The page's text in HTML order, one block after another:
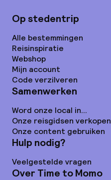
Op stedentrip
Alle bestemmingen
Reisinspiratie
Webshop
Mijn account
Code verzilveren
Samenwerken
Word onze local in...
Onze reisgidsen verkopen
Onze content gebruiken
Hulp nodig?
Veelgestelde vragen
Over Time to Momo